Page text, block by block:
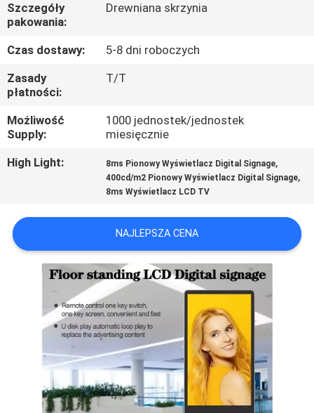
SKONTAKTUJ
SIĘ
Z
NAMI
AKTUALNOŚCI
WSZYSTKIE
PRZYPADKI
POPROSIĆ
O
WYCENĘ
SITEMAP
POLITYKA
Szczegóły
pakowania:
Drewniana skrzynia
Czas dostawy:
5-8 dni roboczych
Zasady
płatności:
T/T
Możliwość
Supply:
1000 jednostek/jednostek
miesięcznie
High Light:
8ms Pionowy Wyświetlacz Digital Signage,
400cd/m2 Pionowy Wyświetlacz Digital Signage,
8ms Wyświetlacz LCD TV
NAJLEPSZA CENA